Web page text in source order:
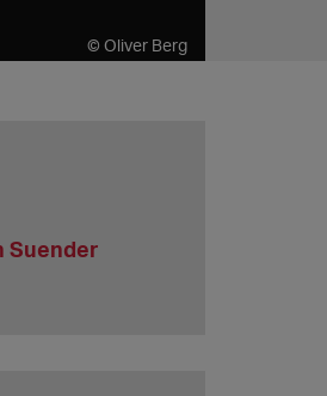
© Oliver Berg
Suender